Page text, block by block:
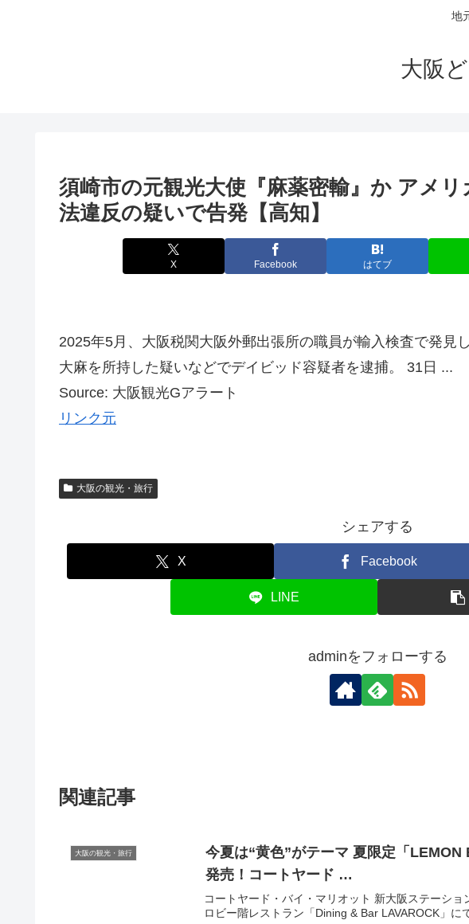
地
大阪
須崎市の元観光大使『麻薬密輸』か アメ
法違反の疑いで告発【高知】
X Facebook はてブ
2025年5月、大阪税関大阪外郵出張所の職員が輸入検査で発見
大麻を所持した疑いなどでデイビッド容疑者を逮捕。 31日 ...
Source: 大阪観光Gアラート
リンク元
大阪の観光・旅行
シェアする
X Facebook
LINE
adminをフォローする
関連記事
大阪の観光・旅行
今夏は“黄色”がテーマ 夏限定「LEMON BURGER（レモンバーガー）」を
発売！コートヤード …
コートヤード・バイ・マリオット 新大阪ステーショ
ロビー階レストラン「Dining & Bar LAVAROCK」